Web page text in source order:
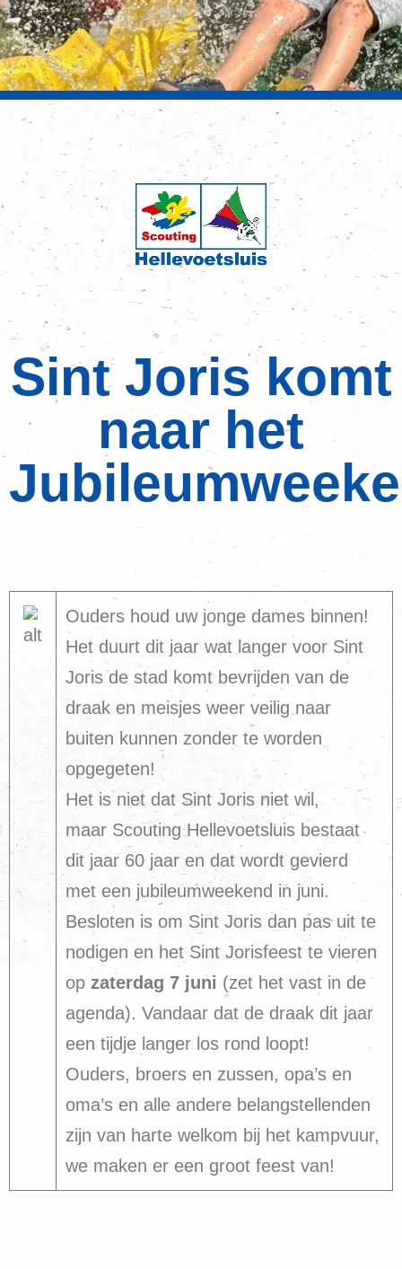
Sint Joris komt
naar het
Ouders houd uw jonge dames binnen!
Het duurt dit jaar wat langer voor Sint
Joris de stad komt bevrijden van de
draak en meisjes weer veilig naar
buiten kunnen zonder te worden
opgegeten!
Het is niet dat Sint Joris niet wil,
maar Scouting Hellevoetsluis bestaat
dit jaar 60 jaar en dat wordt gevierd
met een jubileumweekend in juni.
Besloten is om Sint Joris dan pas uit te
nodigen en het Sint Jorisfeest te vieren
op zaterdag 7 juni (zet het vast in de
agenda). Vandaar dat de draak dit jaar
een tijdje langer los rond loopt!
Ouders, broers en zussen, opa’s en
oma’s en alle andere belangstellenden
zijn van harte welkom bij het kampvuur,
we maken er een groot feest van!